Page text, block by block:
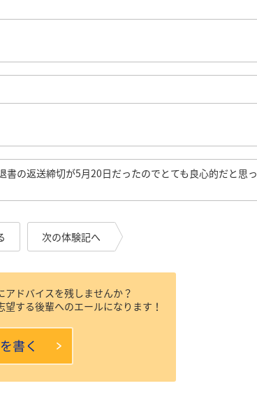
の返送締切が5月20日だったのでとても良心的だと思っ
次の体験記へ
ドバイスを残しませんか？
する後輩へのエールになります！
書く